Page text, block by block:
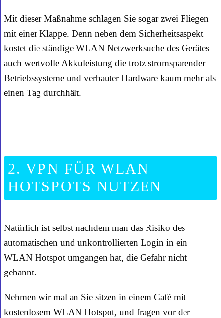
Mit dieser Maßnahme schlagen Sie sogar zwei Fliegen
mit einer Klappe. Denn neben dem Sicherheitsaspekt
kostet die ständige WLAN Netzwerksuche des Gerätes
auch wertvolle Akkuleistung die trotz stromsparender
Betriebssysteme und verbauter Hardware kaum mehr als
einen Tag durchhält.
2. VPN FÜR WLAN
HOTSPOTS NUTZEN
Natürlich ist selbst nachdem man das Risiko des
automatischen und unkontrollierten Login in ein
WLAN Hotspot umgangen hat, die Gefahr nicht
gebannt.
Nehmen wir mal an Sie sitzen in einem Café mit
kostenlosem WLAN Hotspot, und fragen vor der